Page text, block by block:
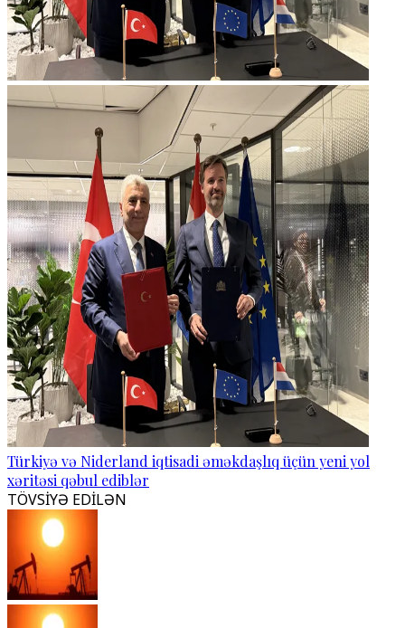
Türkiyə və Niderland iqtisadi əməkdaşlıq üçün yeni yol
xəritəsi qəbul ediblər
TÖVSİYƏ EDİLƏN